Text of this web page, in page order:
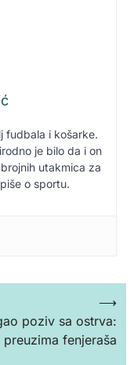
fudbala i košarke.
je bilo da i on
utakmica za
o sportu.
poziv sa ostrva:
fenjeraša
⟶